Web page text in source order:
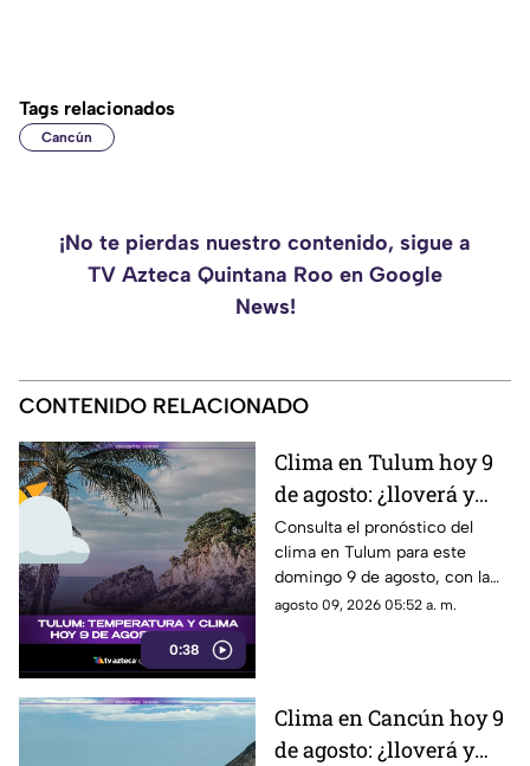
Tags relacionados
Cancún
¡No te pierdas nuestro contenido, sigue a
TV Azteca Quintana Roo en Google
News!
CONTENIDO RELACIONADO
0:38
Clima en Tulum hoy 9
de agosto: ¿lloverá y
qué temperatura se
espera este domingo?
Consulta el pronóstico del
clima en Tulum para este
domingo 9 de agosto, con la
temperatura y las condiciones
agosto 09, 2026 05:52 a. m.
Clima en Cancún hoy 9
de agosto: ¿lloverá y